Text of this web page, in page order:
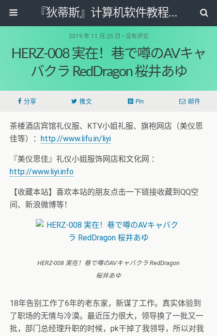
『狄蒂斯』计算机软件教程资源网
2019 年 11 月 25 日 • 没有评论
HERZ-008 実在！巷で噂のAVキャ
バクラ RedDragon 桜井あゆ
分享 推文 Pin 邮件
茶楼酒店宾馆礼仪服、KTV小姐礼服、旗袍网店（美仪思
佳等）： http://www.lifu.in/liyi
『美仪思佳』礼仪小姐服饰网店和文化网 ：
http://www.liyi.info
【收藏本站】喜欢本站的朋友点击一下链接收藏到QQ空
间、新浪微博等！
HERZ-008 実在！巷で噂のAVキャバクラ RedDragon
桜井あゆ
18年告别工作了6年的老东家，新谋了工作。真实体验到
了职场的无情与冷漠。最近压力很大，领导换了一批又一
批，部门总经理升职的时候，pk干掉了我领导，所以对我